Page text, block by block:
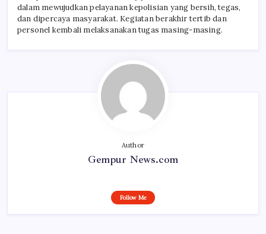
dalam mewujudkan pelayanan kepolisian yang bersih, tegas,
dan dipercaya masyarakat. Kegiatan berakhir tertib dan
personel kembali melaksanakan tugas masing-masing.
Author
Gempur News.com
Follow Me